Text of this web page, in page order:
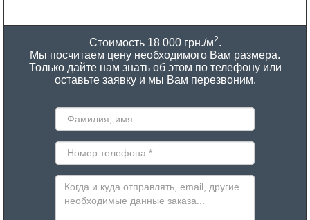
Стоимость 18 000 грн./м2.
Мы посчитаем цену необходимого Вам размера.
Только дайте нам знать об этом по телефону или
оставьте заявку и мы Вам перезвоним.